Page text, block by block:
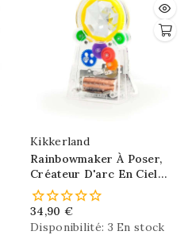
Kikkerland
Rainbowmaker À Poser,
Créateur D'arc En Ciel
Dans La Maison
34,90 €
Disponibilité: 3 En stock